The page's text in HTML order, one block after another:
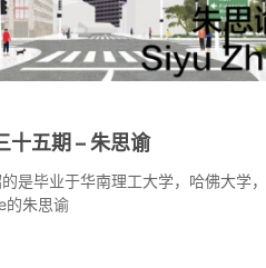
十五期 – 朱思谕
是毕业于华南理工大学，哈佛大学
的朱思谕